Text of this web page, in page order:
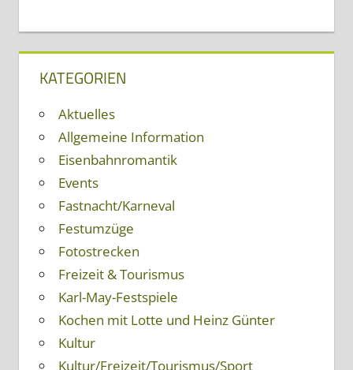
KATEGORIEN
Aktuelles
Allgemeine Information
Eisenbahnromantik
Events
Fastnacht/Karneval
Festumzüge
Fotostrecken
Freizeit & Tourismus
Karl-May-Festspiele
Kochen mit Lotte und Heinz Günter
Kultur
Kultur/Freizeit/Tourismus/Sport